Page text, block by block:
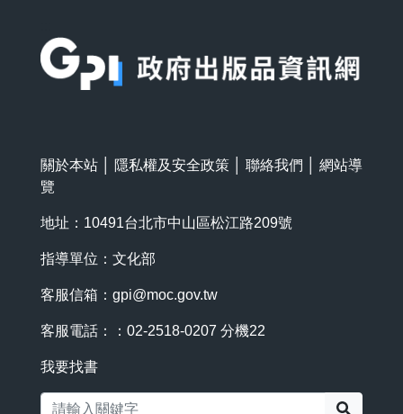
關於本站 隱私權及安全政策 聯絡我們
網站導
覽
地址：10491台北市中山區松江路209號
指導單位：文化部
客服信箱： gpi@moc.gov.tw
客服電話：：02-2518-0207 分機22
我要找書